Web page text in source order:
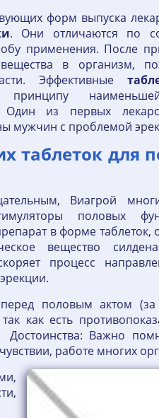
форм выпуска
. Они отличаются по
применения. После
в организм,
Эффективные
Один из первых
мужчин с проблемой
таблеток для
Виагрой
половых
в форме
вещество
процесс
половым актом
как есть
Важно
работе многих